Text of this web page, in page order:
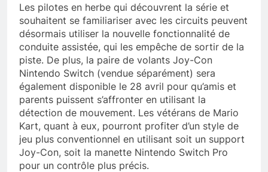
Les pilotes en herbe qui découvrent la série et
souhaitent se familiariser avec les circuits peuvent
désormais utiliser la nouvelle fonctionnalité de
conduite assistée, qui les empêche de sortir de la
piste. De plus, la paire de volants Joy-Con
Nintendo Switch (vendue séparément) sera
également disponible le 28 avril pour qu’amis et
parents puissent s’affronter en utilisant la
détection de mouvement. Les vétérans de Mario
Kart, quant à eux, pourront profiter d’un style de
jeu plus conventionnel en utilisant soit un support
Joy-Con, soit la manette Nintendo Switch Pro
pour un contrôle plus précis.